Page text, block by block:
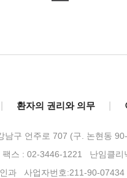
환자의 권리와 의무
남구 언주로 707 (구. 논현동
스 : 02-3446-1221 난임클리
과 사업자번호:211-90-